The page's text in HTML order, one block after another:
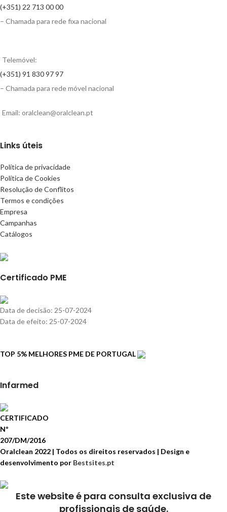
(+351) 22 713 00 00
– Chamada para rede fixa nacional
Telemóvel:
(+351) 91 830 97 97
– Chamada para rede móvel nacional
Email: oralclean@oralclean.pt
Links úteis
Política de privacidade
Política de Cookies
Resolução de Conflitos
Termos e condições
Empresa
Campanhas
Catálogos
Certificado PME
Data de decisão: 25-07-2024
Data de efeito: 25-07-2024
TOP 5% MELHORES PME DE PORTUGAL
Infarmed
CERTIFICADO
Nº
207/DM/2016
Oralclean 2022 | Todos os direitos reservados | Design e
desenvolvimento por Bestsites.pt
Este website é para consulta exclusiva de
profissionais de saúde.